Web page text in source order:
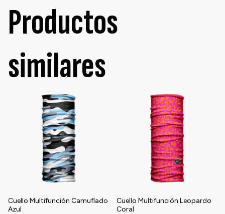
Productos
similares
Cuello Multifunción Camuflado
Azul
Cuello Multifunción Leopardo
Coral